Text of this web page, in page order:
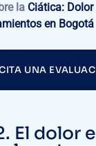
la Ciática:
en Bogotá
UNA
El dolor